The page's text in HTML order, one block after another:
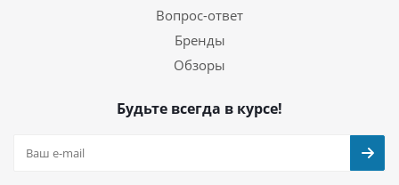
Вопрос-ответ
Бренды
Обзоры
Будьте всегда в курсе!